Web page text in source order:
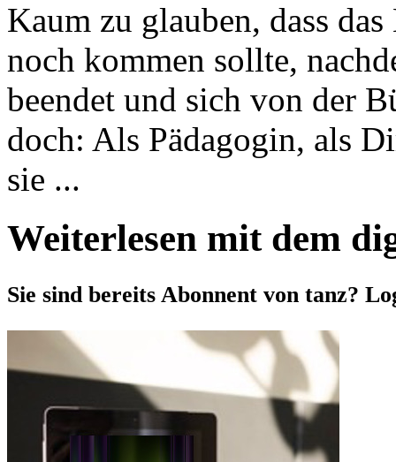
Kaum zu glauben, dass
noch kommen sollte,
beendet und sich von der
doch: Als Pädagogin, als
sie ...
Weiterlesen mit dem
Sie sind bereits Abonnent von tanz?